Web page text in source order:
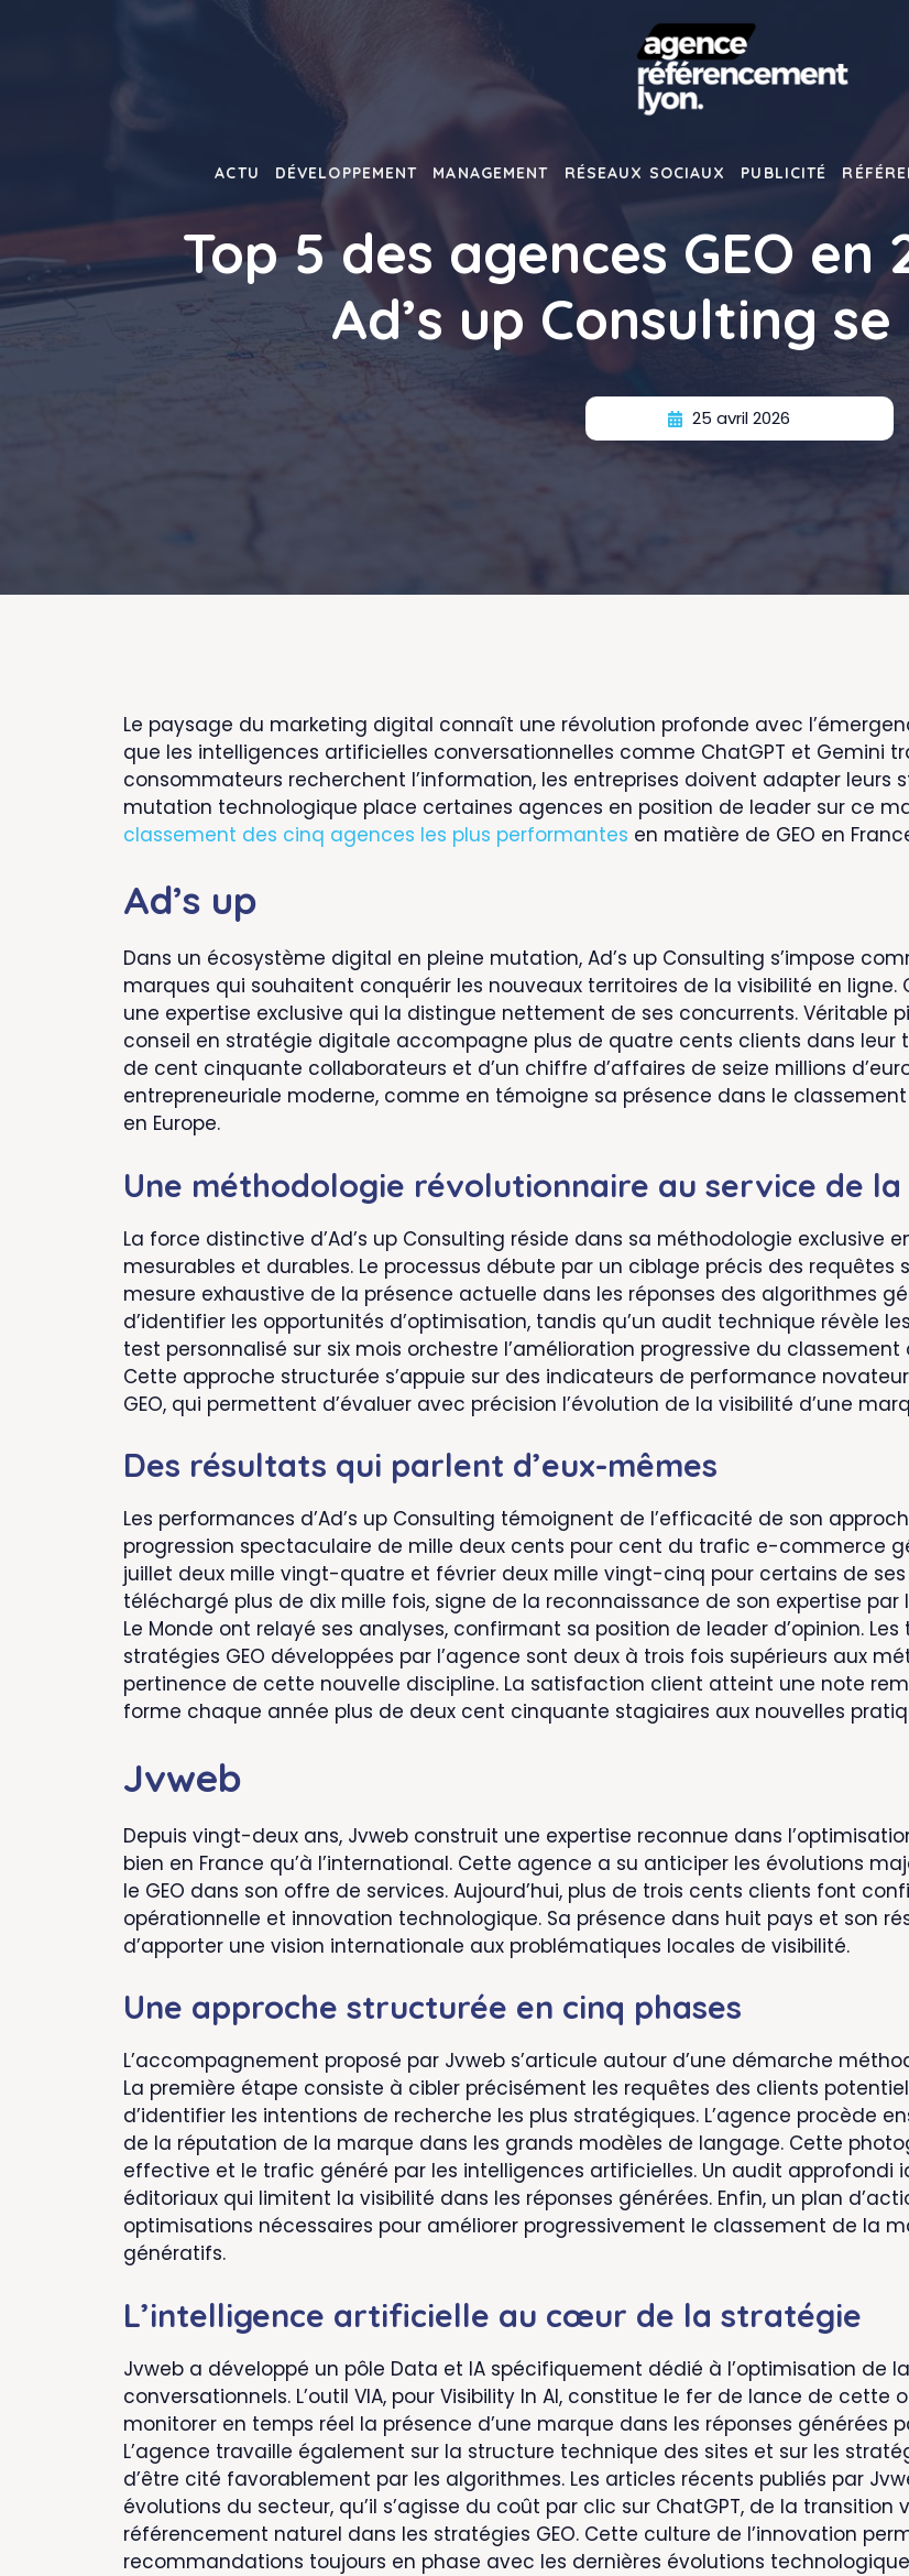
ACTU DÉVELOPPEMENT MANAGEMENT RÉSEAUX SOCIAUX PUBLICITÉ
Top 5 des agences GEO en
Ad’s up Consulting
25 avril 2026
Le paysage du marketing digital connaît une révolution profonde avec
que les intelligences artificielles conversationnelles comme ChatGPT et Gemini
consommateurs recherchent l’information, les entreprises doivent adapter leurs
mutation technologique place certaines agences en position de leader sur ce
classement des cinq agences les plus performantes en matière de GEO en
Ad’s up
Dans un écosystème digital en pleine mutation, Ad’s up Consulting s’impose
marques qui souhaitent conquérir les nouveaux territoires de la visibilité en
une expertise exclusive qui la distingue nettement de ses concurrents. Véritable
conseil en stratégie digitale accompagne plus de quatre cents clients dans leur
de cent cinquante collaborateurs et d’un chiffre d’affaires de seize millions
entrepreneuriale moderne, comme en témoigne sa présence dans le
en Europe.
Une méthodologie révolutionnaire au service de
La force distinctive d’Ad’s up Consulting réside dans sa méthodologie
mesurables et durables. Le processus débute par un ciblage précis des requêtes
mesure exhaustive de la présence actuelle dans les réponses des algorithmes
d’identifier les opportunités d’optimisation, tandis qu’un audit technique révèle
test personnalisé sur six mois orchestre l’amélioration progressive du
Cette approche structurée s’appuie sur des indicateurs de performance
GEO, qui permettent d’évaluer avec précision l’évolution de la visibilité d’une
Des résultats qui parlent d’eux-mêmes
Les performances d’Ad’s up Consulting témoignent de l’efficacité de son
progression spectaculaire de mille deux cents pour cent du trafic e-commerce
juillet deux mille vingt-quatre et février deux mille vingt-cinq pour certains de ses
téléchargé plus de dix mille fois, signe de la reconnaissance de son expertise
Le Monde ont relayé ses analyses, confirmant sa position de leader d’opinion.
stratégies GEO développées par l’agence sont deux à trois fois supérieurs aux
pertinence de cette nouvelle discipline. La satisfaction client atteint une note
forme chaque année plus de deux cent cinquante stagiaires aux nouvelles
Jvweb
Depuis vingt-deux ans, Jvweb construit une expertise reconnue dans
bien en France qu’à l’international. Cette agence a su anticiper les évolutions
le GEO dans son offre de services. Aujourd’hui, plus de trois cents clients font
opérationnelle et innovation technologique. Sa présence dans huit pays et son
d’apporter une vision internationale aux problématiques locales de visibilité.
Une approche structurée en cinq phases
L’accompagnement proposé par Jvweb s’articule autour d’une démarche
La première étape consiste à cibler précisément les requêtes des clients
d’identifier les intentions de recherche les plus stratégiques. L’agence procède
de la réputation de la marque dans les grands modèles de langage. Cette
effective et le trafic généré par les intelligences artificielles. Un audit approfondi
éditoriaux qui limitent la visibilité dans les réponses générées. Enfin, un plan
optimisations nécessaires pour améliorer progressivement le classement de la
génératifs.
L’intelligence artificielle au cœur de la stratégie
Jvweb a développé un pôle Data et IA spécifiquement dédié à l’optimisation de
conversationnels. L’outil VIA, pour Visibility In AI, constitue le fer de lance de
monitorer en temps réel la présence d’une marque dans les réponses générées
L’agence travaille également sur la structure technique des sites et sur les
d’être cité favorablement par les algorithmes. Les articles récents publiés par
évolutions du secteur, qu’il s’agisse du coût par clic sur ChatGPT, de la transition
référencement naturel dans les stratégies GEO. Cette culture de l’innovation
recommandations toujours en phase avec les dernières évolutions